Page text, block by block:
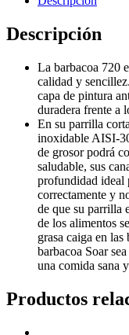
Descripción
La barbacoa 720
calidad y
capa de pintura
duradera frente a
En su parrilla
inoxidable AISI-
de grosor podrá
saludable, sus
profundidad ideal
correctamente y
de que su parrilla
de los alimentos
grasa caiga en las
barbacoa Soar
una comida sana
Productos